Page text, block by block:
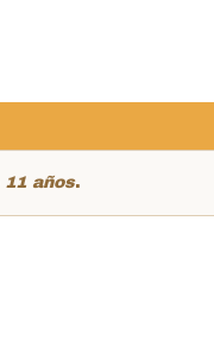
11 años.